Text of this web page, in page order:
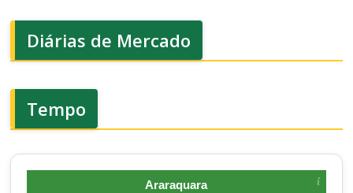
Diárias de Mercado
Tempo
Araraquara